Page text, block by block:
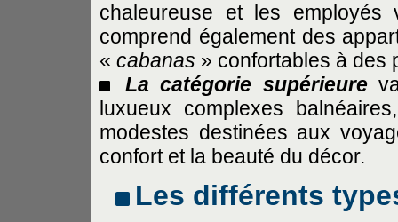
chaleureuse et les employés
comprend également des
« cabanas » confortables à des
La catégorie supérieureva
luxueux complexes
modestes destinées aux
confort et la beauté du décor.
Les différents